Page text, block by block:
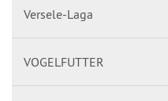
Versele-Laga
VOGELFUTTER